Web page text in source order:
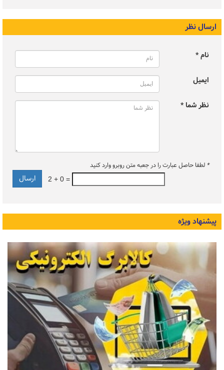
ارسال نظر
نام *
ایمیل
نظر شما *
* لطفا حاصل عبارت را در جعبه متن روبرو وارد کنید
2 + 0 =
پیشنهاد ویژه